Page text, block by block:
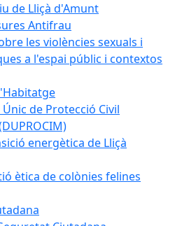
de Lliçà d'Amunt
Antifrau
les violències sexuals i
a l'espai públic i contextos
de Protecció Civil
energètica de Lliçà
ètica de colònies felines